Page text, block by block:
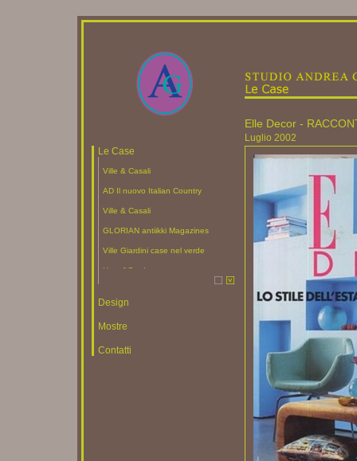
Le Case
Ville & Casali
AD Il nuovo Italian Country
Ville & Casali
GLORIAN antiikki Magazines
Ville Giardini case nel verde
Hose&Garden
AD Architectural Digest N. 6 Russia
AD Achitectural Digest, Le più belle
Design
Mostre
Contatti
Elle Decor -
Luglio 2002